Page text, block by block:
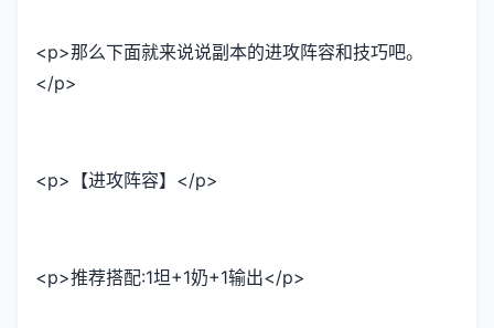
<p>那么下面就来说说副本的进攻阵容和技巧吧。
</p>
<p>【进攻阵容】</p>
<p>推荐搭配:1坦+1奶+1输出</p>